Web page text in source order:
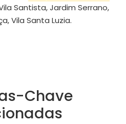
Santista, Jardim Serrano,
Vila Santa Luzia.
Chave